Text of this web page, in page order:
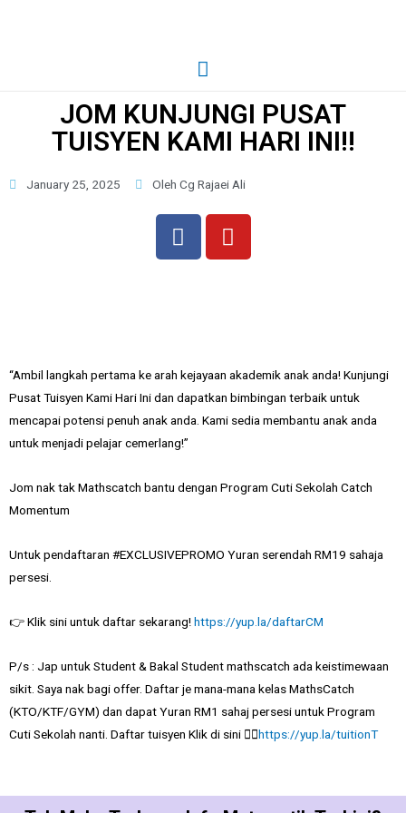
JOM KUNJUNGI PUSAT
TUISYEN KAMI HARI INI!!
January 25, 2025 Oleh Cg Rajaei Ali
“Ambil langkah pertama ke arah kejayaan akademik anak anda! Kunjungi
Pusat Tuisyen Kami Hari Ini dan dapatkan bimbingan terbaik untuk
mencapai potensi penuh anak anda. Kami sedia membantu anak anda
untuk menjadi pelajar cemerlang!”
Jom nak tak Mathscatch bantu dengan Program Cuti Sekolah Catch
Momentum
Untuk pendaftaran #EXCLUSIVEPROMO Yuran serendah RM19 sahaja
persesi.
👉 Klik sini untuk daftar sekarang! https://yup.la/daftarCM
P/s : Jap untuk Student & Bakal Student mathscatch ada keistimewaan
sikit. Saya nak bagi offer. Daftar je mana-mana kelas MathsCatch
(KTO/KTF/GYM) dan dapat Yuran RM1 sahaj persesi untuk Program
Cuti Sekolah nanti. Daftar tuisyen Klik di sini 👉🏻https://yup.la/tuitionT